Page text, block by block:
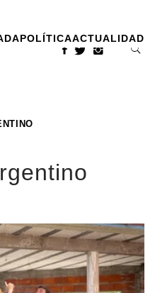
POLÍTICAACTUALIDAD